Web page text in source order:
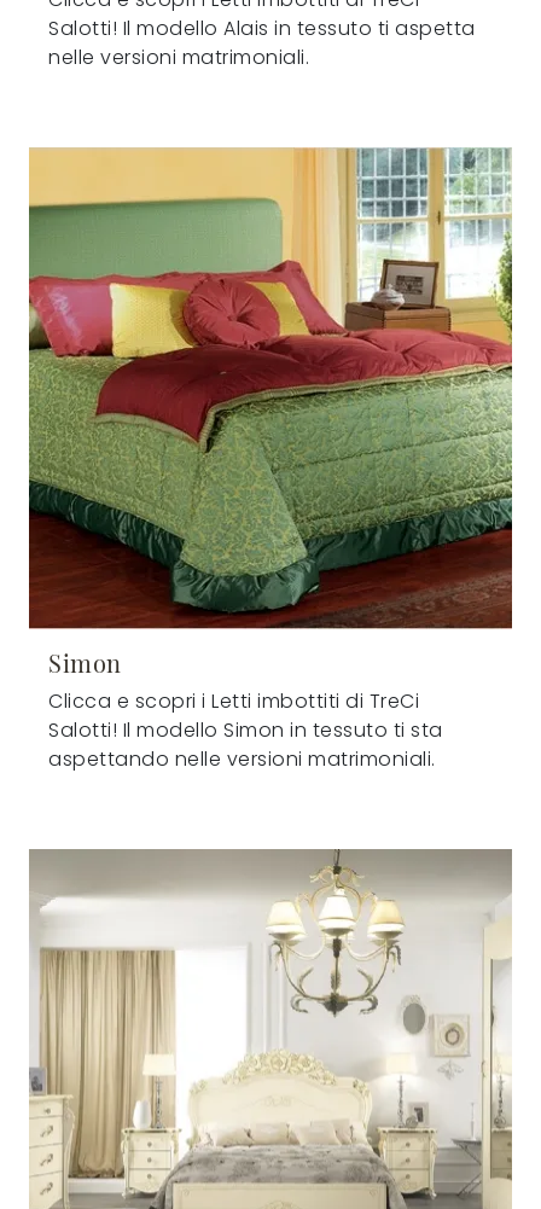
Salotti! Il modello Alais in tessuto ti aspetta
nelle versioni matrimoniali.
Simon
Clicca e scopri i Letti imbottiti di TreCi
Salotti! Il modello Simon in tessuto ti sta
aspettando nelle versioni matrimoniali.